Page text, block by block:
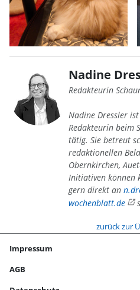
Nadine
Redakteurin
Nadine Dressler
Redakteurin beim
tätig. Sie betreut
redaktionellen
Obernkirchen,
Initiativen können
gern direkt an
wochenblatt.de
zurück zur
Impressum
AGB